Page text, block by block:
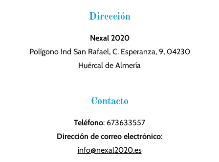
Dirección
Nexal 2020
Polígono Ind San Rafael, C. Esperanza, 9, 04230
Huércal de Almería
Contacto
Teléfono: 673633557
Dirección de correo electrónico:
info@nexal2020.es